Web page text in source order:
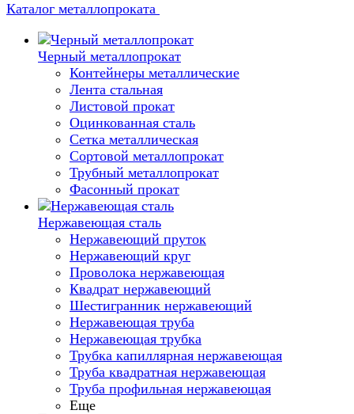
Каталог металлопроката
Черный металлопрокат
Контейнеры металлические
Лента стальная
Листовой прокат
Оцинкованная сталь
Сетка металлическая
Сортовой металлопрокат
Трубный металлопрокат
Фасонный прокат
Нержавеющая сталь
Нержавеющий пруток
Нержавеющий круг
Проволока нержавеющая
Квадрат нержавеющий
Шестигранник нержавеющий
Нержавеющая труба
Нержавеющая трубка
Трубка капиллярная нержавеющая
Труба квадратная нержавеющая
Труба профильная нержавеющая
Еще